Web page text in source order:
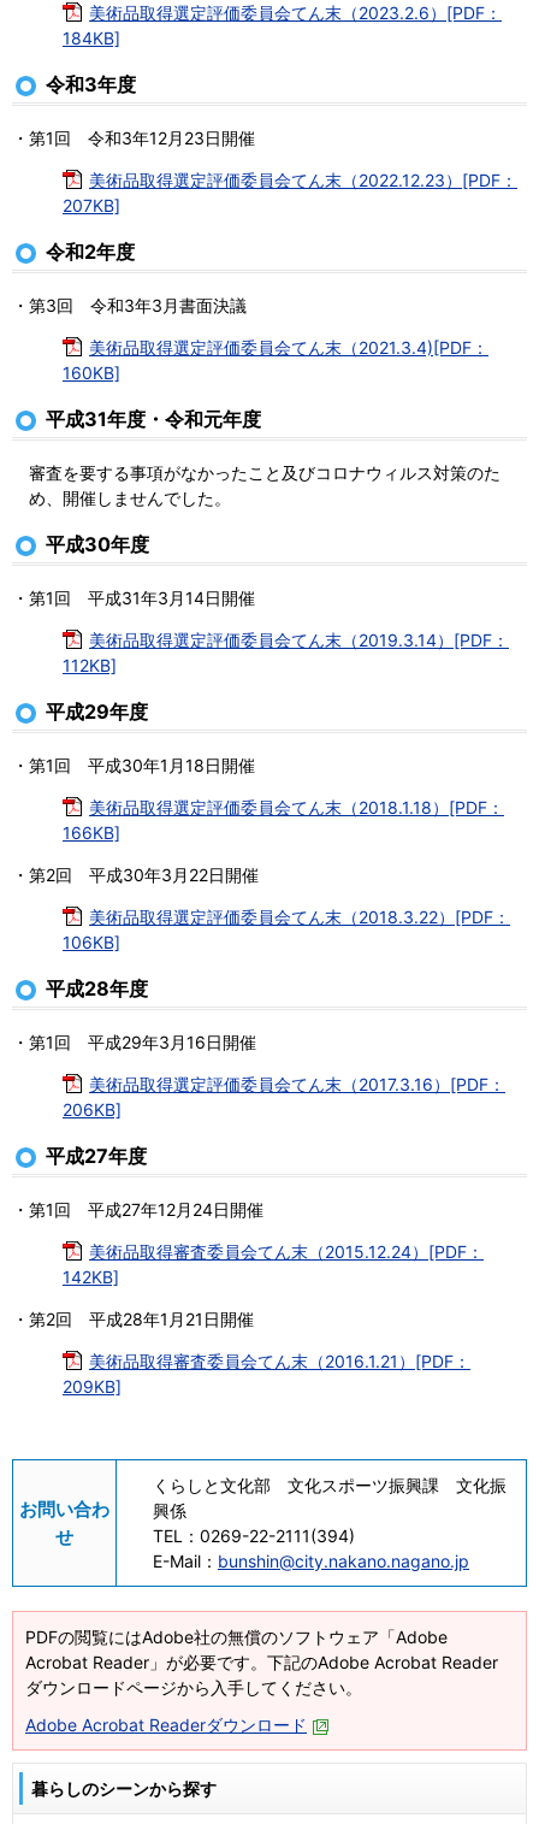
美術品取得選定評価委員会てん末（2023.2.6）[PDF：
184KB]
令和3年度
・第1回 令和3年12月23日開催
美術品取得選定評価委員会てん末（2022.12.23）[PDF：
207KB]
令和2年度
・第3回 令和3年3月書面決議
美術品取得選定評価委員会てん末（2021.3.4)[PDF：
160KB]
平成31年度・令和元年度
審査を要する事項がなかったこと及びコロナウィルス対策のた
め、開催しませんでした。
平成30年度
・第1回 平成31年3月14日開催
美術品取得選定評価委員会てん末（2019.3.14）[PDF：
112KB]
平成29年度
・第1回 平成30年1月18日開催
美術品取得選定評価委員会てん末（2018.1.18）[PDF：
166KB]
・第2回 平成30年3月22日開催
美術品取得選定評価委員会てん末（2018.3.22）[PDF：
106KB]
平成28年度
・第1回 平成29年3月16日開催
美術品取得選定評価委員会てん末（2017.3.16）[PDF：
206KB]
平成27年度
・第1回 平成27年12月24日開催
美術品取得審査委員会てん末（2015.12.24）[PDF：
142KB]
・第2回 平成28年1月21日開催
美術品取得審査委員会てん末（2016.1.21）[PDF：
209KB]
お問い合わ
せ
くらしと文化部 文化スポーツ振興課 文化振
興係
TEL： 0269-22-2111(394)
E-Mail： bunshin@city.nakano.nagano.jp
PDFの閲覧にはAdobe社の無償のソフトウェア「Adobe
Acrobat Reader」が必要です。下記のAdobe Acrobat Reader
ダウンロードページから入手してください。
Adobe Acrobat Readerダウンロード
暮らしのシーンから探す